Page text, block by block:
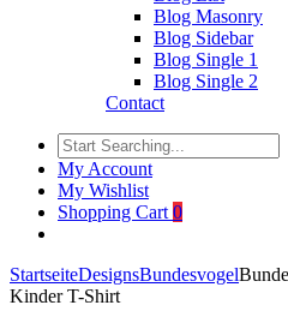
Blog Masonry
Blog Sidebar
Blog Single 1
Blog Single 2
Contact
My Account
My Wishlist
Shopping Cart 0
StartseiteDesignsBundesvogel
Kinder T-Shirt